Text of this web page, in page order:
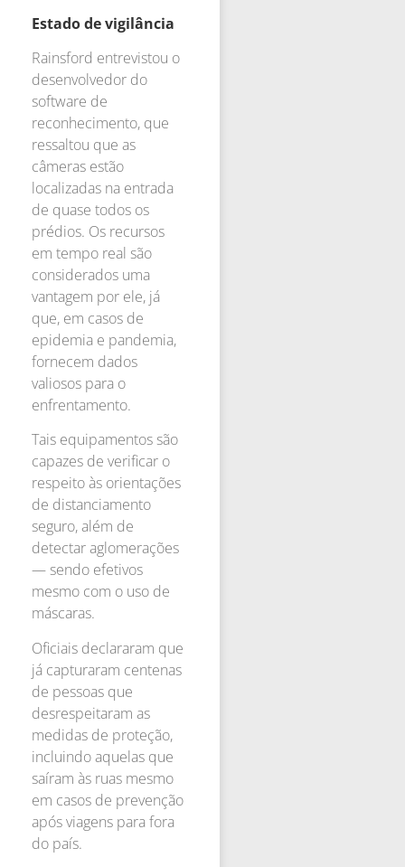
Estado de vigilância
Rainsford entrevistou o
desenvolvedor do
software de
reconhecimento, que
ressaltou que as
câmeras estão
localizadas na entrada
de quase todos os
prédios. Os recursos
em tempo real são
considerados uma
vantagem por ele, já
que, em casos de
epidemia e pandemia,
fornecem dados
valiosos para o
enfrentamento.
Tais equipamentos são
capazes de verificar o
respeito às orientações
de distanciamento
seguro, além de
detectar aglomerações
— sendo efetivos
mesmo com o uso de
máscaras.
Oficiais declararam que
já capturaram centenas
de pessoas que
desrespeitaram as
medidas de proteção,
incluindo aquelas que
saíram às ruas mesmo
em casos de prevenção
após viagens para fora
do país.